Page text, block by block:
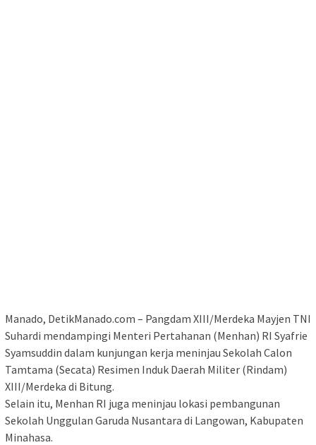
Manado, DetikManado.com – Pangdam XIII/Merdeka Mayjen TNI
Suhardi mendampingi Menteri Pertahanan (Menhan) RI Syafrie
Syamsuddin dalam kunjungan kerja meninjau Sekolah Calon
Tamtama (Secata) Resimen Induk Daerah Militer (Rindam)
XIII/Merdeka di Bitung.
Selain itu, Menhan RI juga meninjau lokasi pembangunan
Sekolah Unggulan Garuda Nusantara di Langowan, Kabupaten
Minahasa.